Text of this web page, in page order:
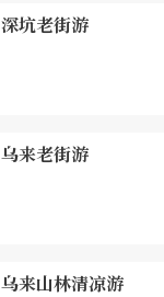
深坑老街游
乌来老街游
乌来山林清凉游